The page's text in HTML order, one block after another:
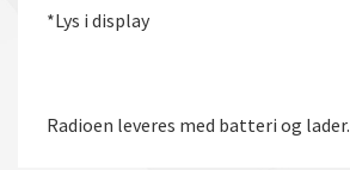
*Lys i display
Radioen leveres med batteri og lader.